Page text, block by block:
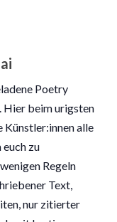
Poetry
Hier beim urigsten
alle
zu
Regeln
Text,
nur zitierter